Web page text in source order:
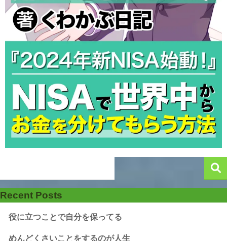
Recent Posts
役に立つことで自分を保ってる
めんどくさいことをするのが人生